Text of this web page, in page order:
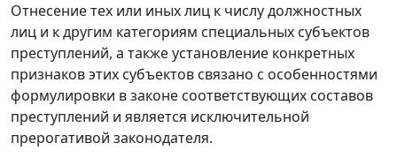
Отнесение тех или иных лиц к числу должностных
лиц и к другим категориям специальных субъектов
преступлений, а также установление конкретных
признаков этих субъектов связано с особенностями
формулировки в законе соответствующих составов
преступлений и является исключительной
прерогативой законодателя.